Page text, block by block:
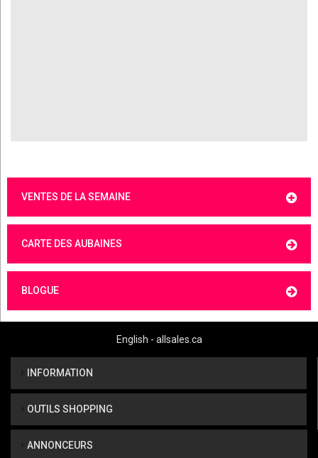
VENTES DE LA SEMAINE
CARTE DES AUBAINES
BLOGUE
English - allsales.ca
INFORMATION
OUTILS SHOPPING
ANNONCEURS